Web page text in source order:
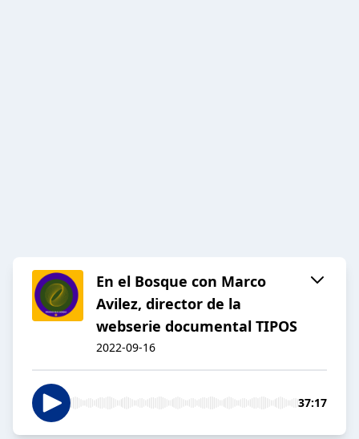
En el Bosque con Marco
Avilez, director de la
webserie documental TIPOS
2022-09-16
37:17